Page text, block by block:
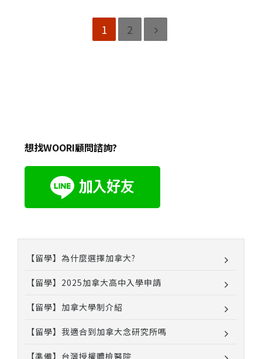
1 2
想找WOORI顧問諮詢?
【留學】為什麼選擇加拿大?
【留學】2025加拿大高中入學申請
【留學】加拿大學制介紹
【留學】我適合到加拿大念研究所嗎
【準備】台灣授權體檢醫院